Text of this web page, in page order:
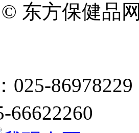
东方保健品
025-86978229
66622260